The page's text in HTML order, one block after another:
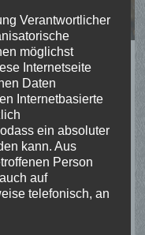
2022 in
weitere
Verantwortlicher
möglichst
Internetseite
Daten
Internetbasierte
ein absoluter
kann. Aus
Person
auf
telefonisch, an